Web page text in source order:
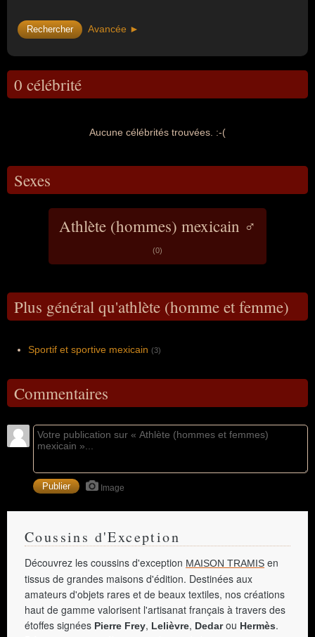
Avancée ►
0 célébrité
Aucune célébrités trouvées. :-(
Sexes
Athlète (hommes) mexicain ♂
(0)
Plus général qu'athlète (homme et femme)
Sportif et sportive mexicain (3)
Commentaires
Image
Coussins d'Exception
Découvrez les coussins d'exception MAISON TRAMIS en
tissus de grandes maisons d'édition. Destinées aux
amateurs d'objets rares et de beaux textiles, nos créations
haut de gamme valorisent l'artisanat français à travers des
étoffes signées Pierre Frey, Lelièvre, Dedarou Hermès.